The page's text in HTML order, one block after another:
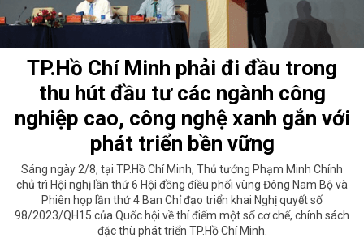
TP.Hồ Chí Minh phải đi đầu trong
thu hút đầu tư các ngành công
nghiệp cao, công nghệ xanh gắn với
phát triển bền vững
Sáng ngày 2/8, tại TP.Hồ Chí Minh, Thủ tướng Phạm Minh Chính
chủ trì Hội nghị lần thứ 6 Hội đồng điều phối vùng Đông Nam Bộ và
Phiên họp lần thứ 4 Ban Chỉ đạo triển khai Nghị quyết số
98/2023/QH15 của Quốc hội về thí điểm một số cơ chế, chính sách
đặc thù phát triển TP.Hồ Chí Minh.